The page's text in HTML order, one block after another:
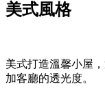
美式風格
美式打造溫馨小屋
加客廳的透光度。